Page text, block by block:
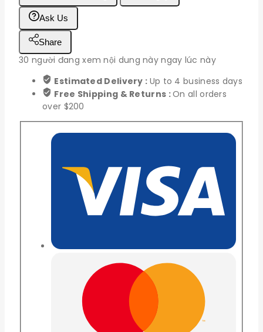
47uF
16V
lượng
Ask Us
Share
30 người đang xem nội dung này ngay lúc này
Estimated Delivery : Up to 4 business days
Free Shipping & Returns :On all orders
over $200